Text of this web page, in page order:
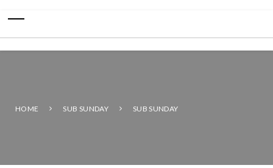
HOME SUB SUNDAY SUB SUNDAY